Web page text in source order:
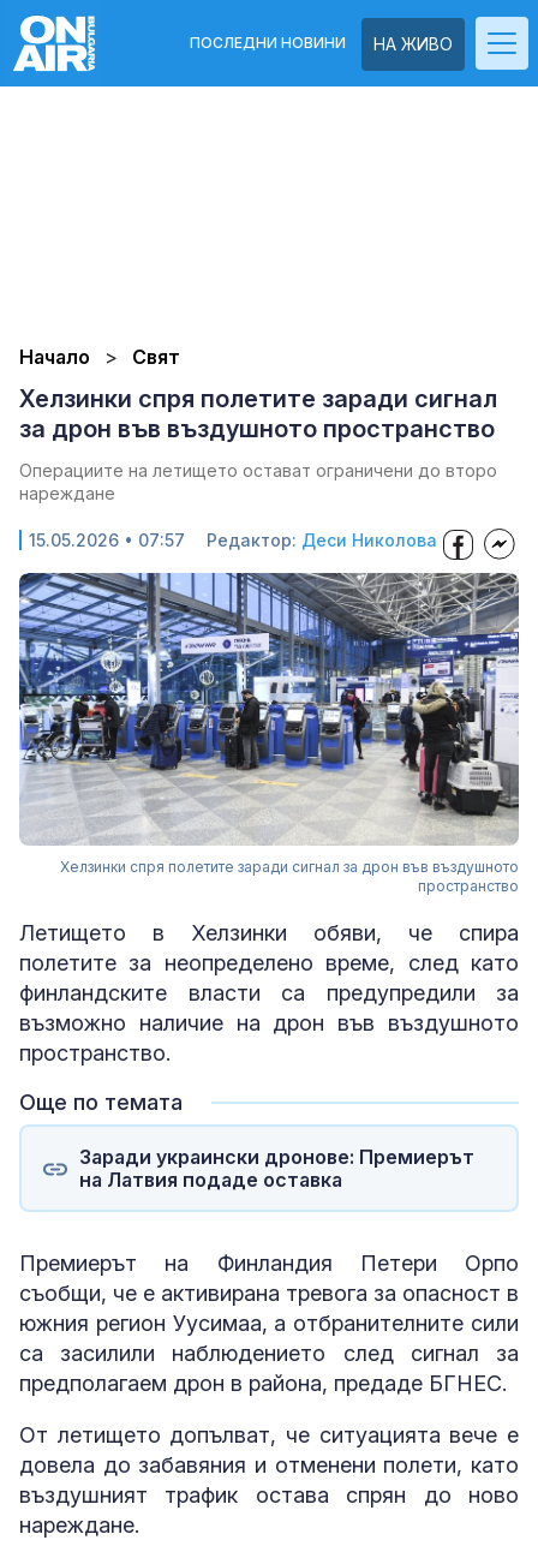
НА ЖИВО
ПОСЛЕДНИ НОВИНИ
Начало Свят
Хелзинки спря полетите заради сигнал
за дрон във въздушното пространство
Операциите на летището остават ограничени до второ
нареждане
15.05.2026 • 07:57 Редактор: Деси Николова
Хелзинки спря полетите заради сигнал за дрон във въздушното
пространство
Летището в Хелзинки обяви, че спира
полетите за неопределено време, след като
финландските власти са предупредили за
възможно наличие на дрон във въздушното
пространство.
Още по темата
Заради украински дронове: Премиерът
на Латвия подаде оставка
Премиерът на Финландия Петери Орпо
съобщи, че е активирана тревога за опасност в
южния регион Уусимаа, а отбранителните сили
са засилили наблюдението след сигнал за
предполагаем дрон в района, предаде БГНЕС.
От летището допълват, че ситуацията вече е
довела до забавяния и отменени полети, като
въздушният трафик остава спрян до ново
нареждане.